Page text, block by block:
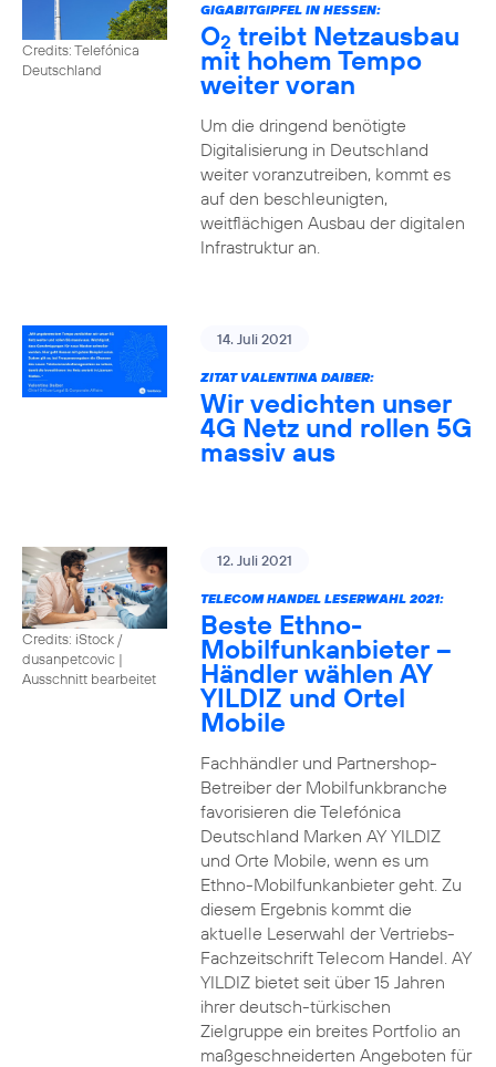
Credits: Telefónica
Deutschland
GIGABITGIPFEL IN HESSEN:
O2 treibt Netzausbau
mit hohem Tempo
weiter voran
Um die dringend benötigte
Digitalisierung in Deutschland
weiter voranzutreiben, kommt es
auf den beschleunigten,
weitflächigen Ausbau der digitalen
Infrastruktur an.
14. Juli 2021
ZITAT VALENTINA DAIBER:
Wir vedichten unser
4G Netz und rollen 5G
massiv aus
Credits: iStock /
dusanpetcovic |
Ausschnitt bearbeitet
12. Juli 2021
TELECOM HANDEL LESERWAHL 2021:
Beste Ethno-
Mobilfunkanbieter –
Händler wählen AY
YILDIZ und Ortel
Mobile
Fachhändler und Partnershop-
Betreiber der Mobilfunkbranche
favorisieren die Telefónica
Deutschland Marken AY YILDIZ
und Orte Mobile, wenn es um
Ethno-Mobilfunkanbieter geht. Zu
diesem Ergebnis kommt die
aktuelle Leserwahl der Vertriebs-
Fachzeitschrift Telecom Handel. AY
YILDIZ bietet seit über 15 Jahren
ihrer deutsch-türkischen
Zielgruppe ein breites Portfolio an
maßgeschneiderten Angeboten für